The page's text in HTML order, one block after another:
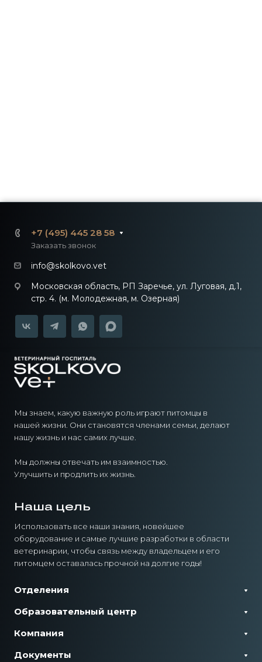
+7 (495) 445 28 58
Заказать звонок
info@skolkovo.vet
Московская область, РП Заречье, ул. Луговая, д.1,
стр. 4. (м. Молодежная, м. Озерная)
Мы знаем, какую важную роль играют питомцы в
нашей жизни. Они становятся членами семьи, делают
нашу жизнь и нас самих лучше.
Мы должны отвечать им взаимностью.
Улучшить и продлить их жизнь.
Наша цель
Использовать все наши знания, новейшее
оборудование и самые лучшие разработки в области
ветеринарии, чтобы связь между владельцем и его
питомцем оставалась прочной на долгие годы!
Отделения
Образовательный центр
Компания
Документы